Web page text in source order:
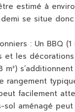
estimé à
se situe
: Un BBQ
et les
m³)
rangement
facilement
sol aménagé